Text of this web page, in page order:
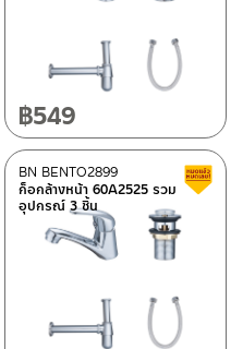
฿549
สินค้าลดราคา เคลียร์สต็อก
ก็อกล้างหน้า 60A2525 รวม
อุปกรณ์ 3 ชิ้น
BN BENTO2899